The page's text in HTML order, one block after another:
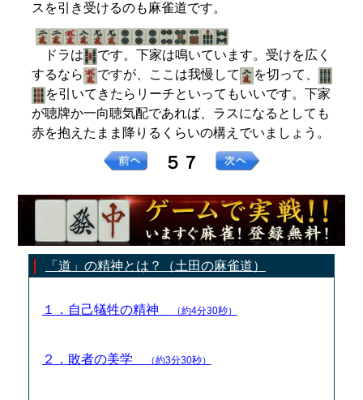
スを引き受けるのも麻雀道です。
ドラは
です。下家は鳴いています。受けを広く
するなら
ですが、ここは我慢して
を切って、
を引いてきたらリーチといってもいいです。下家
が聴牌か一向聴気配であれば、ラスになるとしても
赤を抱えたまま降りるくらいの構えでいましょう。
５７
「道」の精神とは？（土田の麻雀道）
１．自己犠牲の精神 （約4分30秒）
２．敗者の美学 （約3分30秒）